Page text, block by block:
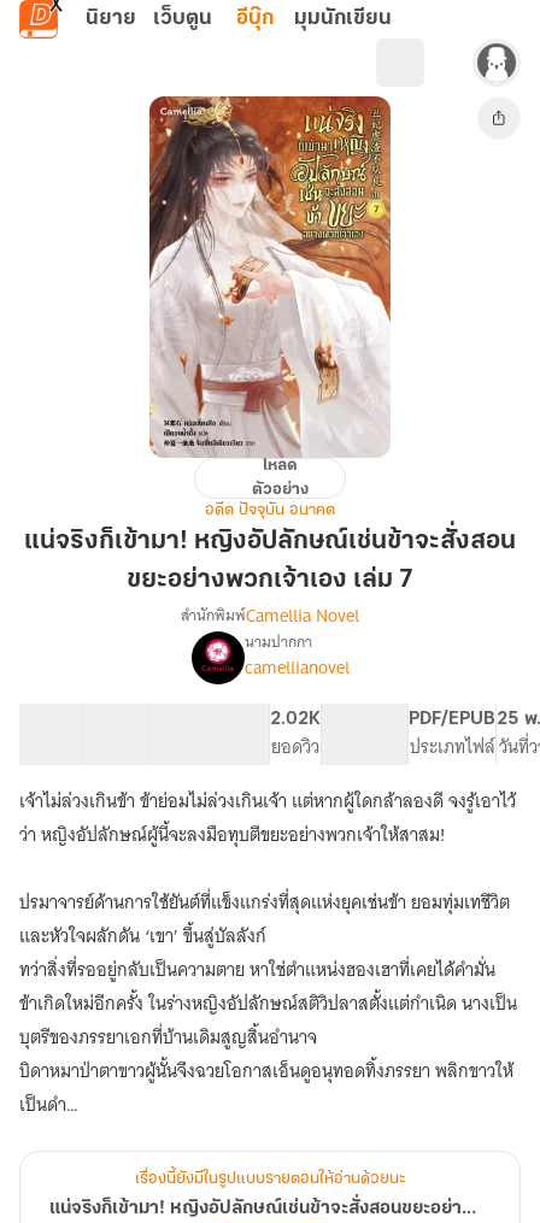
ข้ามไปยังเนื้อหาหลัก
นิยาย เว็บตูน อีบุ๊ก มุมนักเขียน
ก็
มา!
หญิง
อัปลักษณ์
ข้า
สั่ง
สอน
ขยะ
อย่าง
เจ้า
เอง
เล่ม
7
โหลด
ตัวอย่าง
อดีต ปัจจุบัน อนาคต
แน่จริงก็เข้ามา! หญิงอัปลักษณ์เช่นข้าจะสั่งสอน
ขยะอย่างพวกเจ้าเอง เล่ม 7
เรื่อง
แน่
จริง
ก็
เข้า
มา!
หญิง
อัปลักษณ์
เช่น
จะ
สั่ง
ขยะ
อย่าง
พวก
เจ้า
เอง
[นิยาย
สำนักพิมพ์Camellia Novel
นามปากกา
camellianovel
2.02K
ยอดวิว
PDF/EPUB
ประเภทไฟล์
25 พ
วันที่
เจ้าไม่ล่วงเกินข้า ข้าย่อมไม่ล่วงเกินเจ้า แต่หากผู้ใดกล้าลองดี จงรู้เอาไว้
ว่า หญิงอัปลักษณ์ผู้นี้จะลงมือทุบตีขยะอย่างพวกเจ้าให้สาสม!
ปรมาจารย์ด้านการใช้ยันต์ที่แข็งแกร่งที่สุดแห่งยุคเช่นข้า ยอมทุ่มเทชีวิต
และหัวใจผลักดัน ‘เขา’ ขึ้นสู่บัลลังก์
ทว่าสิ่งที่รออยู่กลับเป็นความตาย หาใช่ตำแหน่งฮองเฮาที่เคยได้คำมั่น
ข้าเกิดใหม่อีกครั้ง ในร่างหญิงอัปลักษณ์สติวิปลาสตั้งแต่กำเนิด นางเป็น
บุตรีของภรรยาเอกที่บ้านเดิมสูญสิ้นอำนาจ
บิดาหมาป่าตาขาวผู้นั้นจึงฉวยโอกาสเอ็นดูอนุทอดทิ้งภรรยา พลิกขาวให้
เป็นดำ
ถูกทำร้ายทั้งร่างกายและจิตใจจนตาย!
คุณหนูใหญ่ผู้น่าเวทนาตายไป วิญญาณปรมาจารย์เช่นข้าเข้ามาแทนที่
เรื่องนี้ยังมีในรูปแบบรายตอนให้อ่านด้วยนะ
แน่จริงก็เข้ามา! หญิงอัปลักษณ์เช่นข้าจะสั่งสอนขยะอย่างพวกเจ้าเอง [นิยายแปล]